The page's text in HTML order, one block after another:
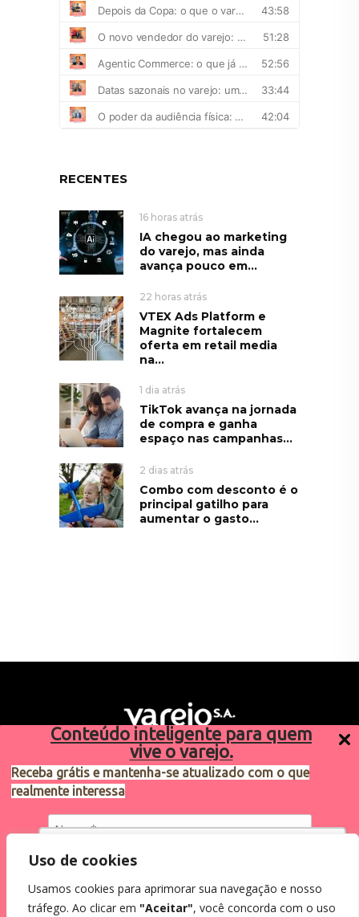
Conteúdo inteligente para quem
vive o varejo.
Receba grátis e mantenha-se atualizado com o que
realmente interessa
Eu concordo em receber comunicações.
Utilizamos cookies para oferecer melhor
como você interage em nosso site e
personalizar conteúdo.
Uso de cookies
Usamos cookies para aprimorar sua navegação e nosso
tráfego. Ao clicar em "Aceitar", você concorda com o uso
RECENTES
16 horas atrás
IA chegou ao marketing
do varejo, mas ainda
avança pouco em...
22 horas atrás
VTEX Ads Platform e
Magnite fortalecem
oferta em retail media
na...
1 dia atrás
TikTok avança na jornada
de compra e ganha
espaço nas campanhas...
2 dias atrás
Combo com desconto é o
principal gatilho para
aumentar o gasto...
Sugestões de pauta
varejosa@cndl.org.br